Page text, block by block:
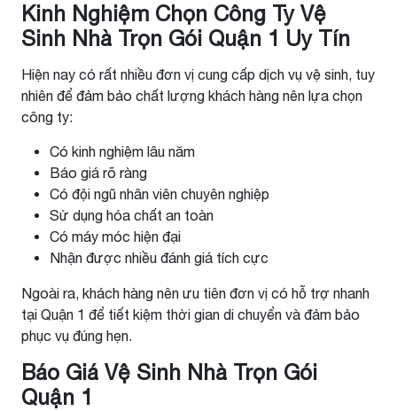
Kinh Nghiệm Chọn Công Ty Vệ
Sinh Nhà Trọn Gói Quận 1 Uy Tín
Hiện nay có rất nhiều đơn vị cung cấp dịch vụ vệ sinh, tuy
nhiên để đảm bảo chất lượng khách hàng nên lựa chọn
công ty:
Có kinh nghiệm lâu năm
Báo giá rõ ràng
Có đội ngũ nhân viên chuyên nghiệp
Sử dụng hóa chất an toàn
Có máy móc hiện đại
Nhận được nhiều đánh giá tích cực
Ngoài ra, khách hàng nên ưu tiên đơn vị có hỗ trợ nhanh
tại Quận 1 để tiết kiệm thời gian di chuyển và đảm bảo
phục vụ đúng hẹn.
Báo Giá Vệ Sinh Nhà Trọn Gói
Quận 1